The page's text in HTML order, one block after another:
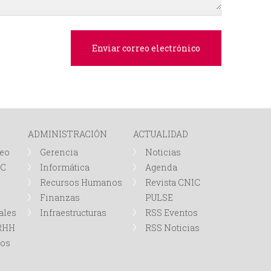
d
a
ADMINISTRACIÓN
Gerencia
Informática
Recursos Humanos
Finanzas
Infraestructuras
ACTUALIDAD
Noticias
Agenda
Revista CNIC
PULSE
RSS Eventos
RSS Noticias